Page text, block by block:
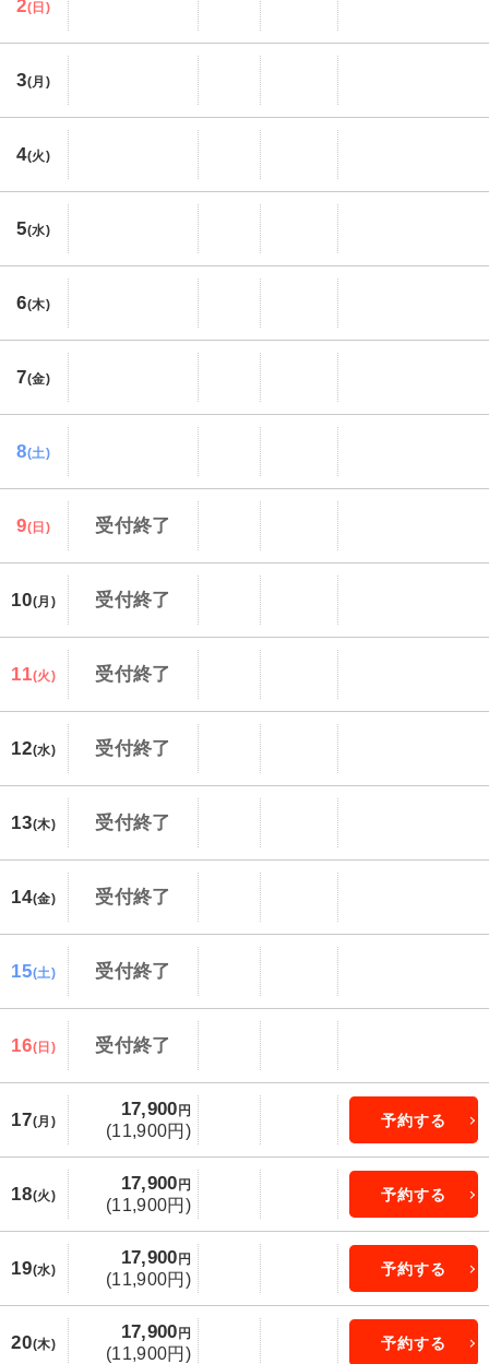
2(日)
3(月)
4(火)
5(水)
6(木)
7(金)
8(土)
9(日) 受付終了
10(月) 受付終了
11(火) 受付終了
12(水) 受付終了
13(木) 受付終了
14(金) 受付終了
15(土) 受付終了
16(日) 受付終了
17(月)
17,900 円
(11,900円)
予約する
18(火)
17,900 円
(11,900円)
予約する
19(水)
17,900 円
(11,900円)
予約する
20(木)
17,900 円
(11,900円)
予約する